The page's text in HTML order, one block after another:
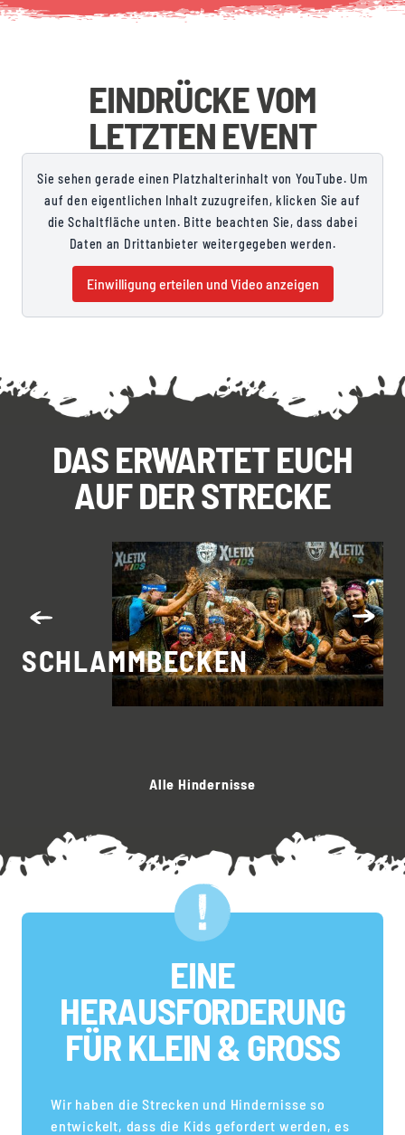
EINDRÜCKE VOM
LETZTEN EVENT
Sie sehen gerade einen Platzhalterinhalt von YouTube. Um
auf den eigentlichen Inhalt zuzugreifen, klicken Sie auf
die Schaltfläche unten. Bitte beachten Sie, dass dabei
Daten an Drittanbieter weitergegeben werden.
Einwilligung erteilen und Video anzeigen
DAS ERWARTET EUCH
AUF DER STRECKE
SCHLAMMBECKEN
Alle Hindernisse
EINE
HERAUSFORDERUNG
FÜR KLEIN & GROSS
Wir haben die Strecken und Hindernisse so
entwickelt, dass die Kids gefordert werden, es